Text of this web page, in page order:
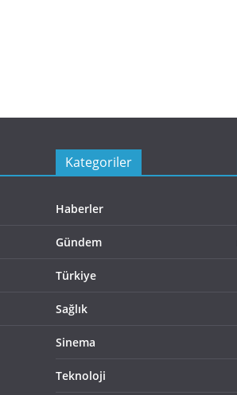
Kategoriler
Haberler
Gündem
Türkiye
Sağlık
Sinema
Teknoloji